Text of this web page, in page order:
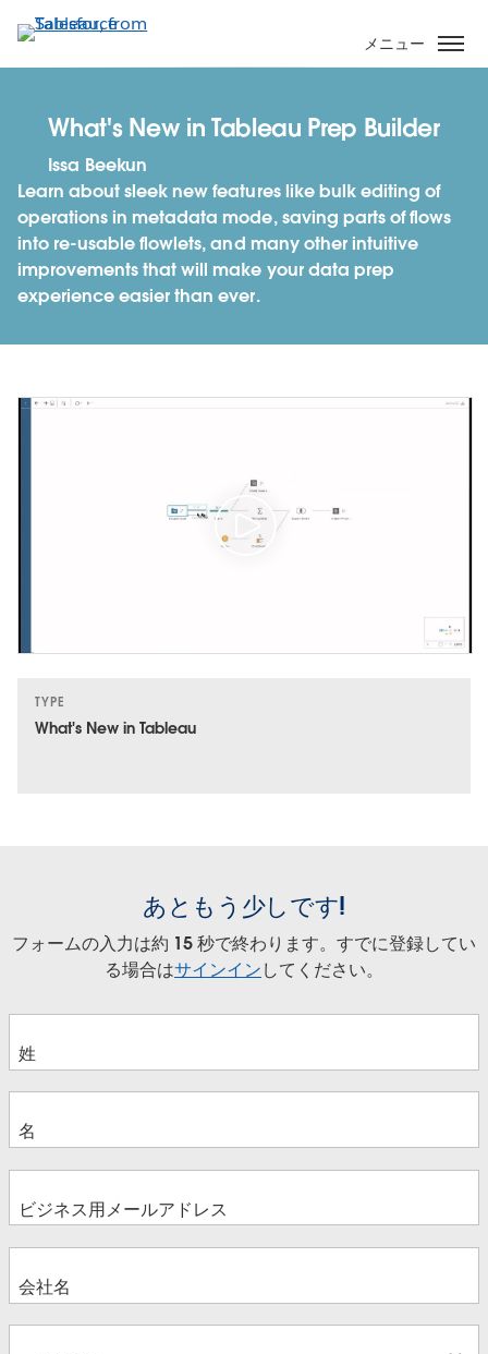
イ
ン
に
メニュー
What's New in Tableau Prep Builder
Issa Beekun
Learn about sleek new features like bulk editing of
operations in metadata mode, saving parts of flows
into re-usable flowlets, and many other intuitive
improvements that will make your data prep
experience easier than ever.
TYPE
What's New in Tableau
あともう少しです!
フォームの入力は約 15 秒で終わります。すでに登録してい
る場合はサインインしてください。